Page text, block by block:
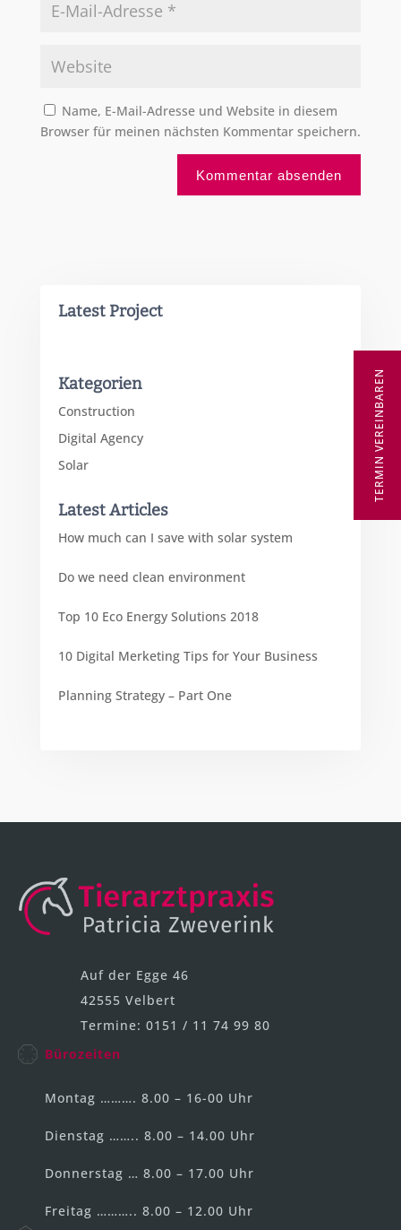
Name, E-Mail-Adresse und Website in diesem
Browser für meinen nächsten Kommentar speichern.
Latest Project
Kategorien
Construction
Digital Agency
Solar
Latest Articles
How much can I save with solar system
Do we need clean environment
Top 10 Eco Energy Solutions 2018
10 Digital Merketing Tips for Your Business
Planning Strategy – Part One
Auf der Egge 46
42555 Velbert
Termine: 0151 / 11 74 99 80
Bürozeiten
Montag ………. 8.00 – 16-00 Uhr
Dienstag …….. 8.00 – 14.00 Uhr
Donnerstag … 8.00 – 17.00 Uhr
Freitag ……….. 8.00 – 12.00 Uhr
TERMIN VEREINBAREN